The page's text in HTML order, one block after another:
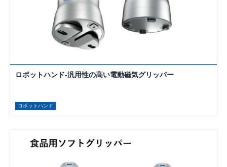
ロボットハンド-汎用性の高い電動磁気グリッパー
ロボットハンド